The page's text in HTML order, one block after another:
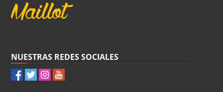
NUESTRAS REDES SOCIALES